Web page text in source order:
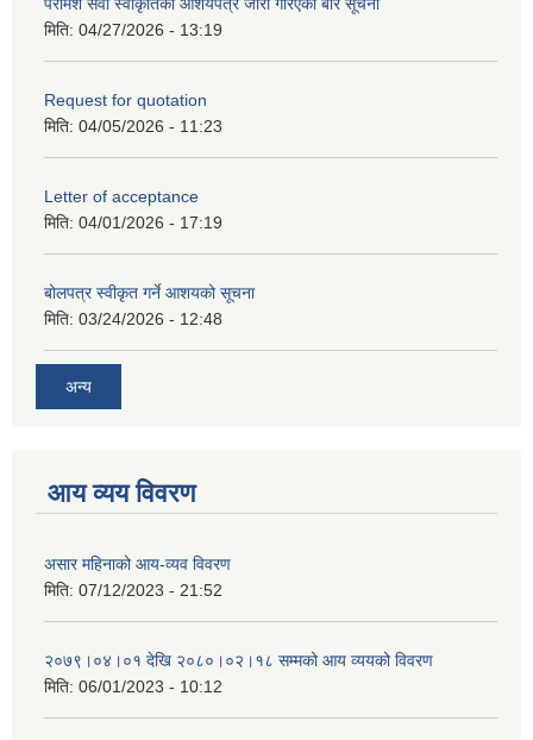
परामर्श सेवा स्वीकृतिको आशयपत्र जारी गरिएको बारे सूचना
मिति: 04/27/2026 - 13:19
Request for quotation
मिति: 04/05/2026 - 11:23
Letter of acceptance
मिति: 04/01/2026 - 17:19
बोलपत्र स्वीकृत गर्ने आशयको सूचना
मिति: 03/24/2026 - 12:48
अन्य
आय व्यय विवरण
असार महिनाको आय-व्यव विवरण
मिति: 07/12/2023 - 21:52
२०७९।०४।०१ देखि २०८०।०२।१८ सम्मको आय व्ययको विवरण
मिति: 06/01/2023 - 10:12